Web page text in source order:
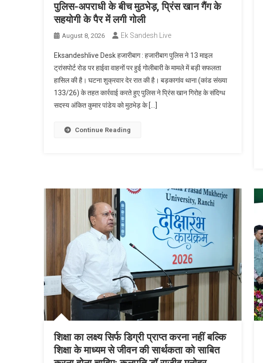
पुलिस-अपराधी के बीच मुठभेड़, प्रिंस खान गैंग के
सहयोगी के पैर में लगी गोली
August 8, 2026 Ek Sandesh Live
Eksandeshlive Desk हजारीबाग : हजारीबाग पुलिस ने 13 माइल
ट्रांसपोर्ट रोड पर हाईवा वाहनों पर हुई गोलीबारी के मामले में बड़ी सफलता
हासिल की है। घटना शुक्रवार देर रात की है। बड़कागांव थाना (कांड संख्या
133/26) के तहत कार्रवाई करते हुए पुलिस ने प्रिंस खान गिरोह के संदिग्ध
सदस्य अंकित कुमार पांडेय को मुठभेड़ के […]
Continue Reading
शिक्षा का लक्ष्य सिर्फ डिग्री प्राप्त करना नहीं बल्कि
शिक्षा के माध्यम से जीवन की सार्थकता को साबित